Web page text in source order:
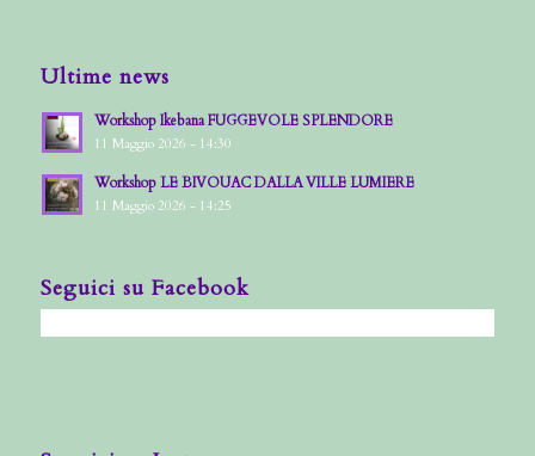
Ultime news
Workshop Ikebana FUGGEVOLE SPLENDORE
11 Maggio 2026 - 14:30
Workshop LE BIVOUAC DALLA VILLE LUMIERE
11 Maggio 2026 - 14:25
Seguici su Facebook